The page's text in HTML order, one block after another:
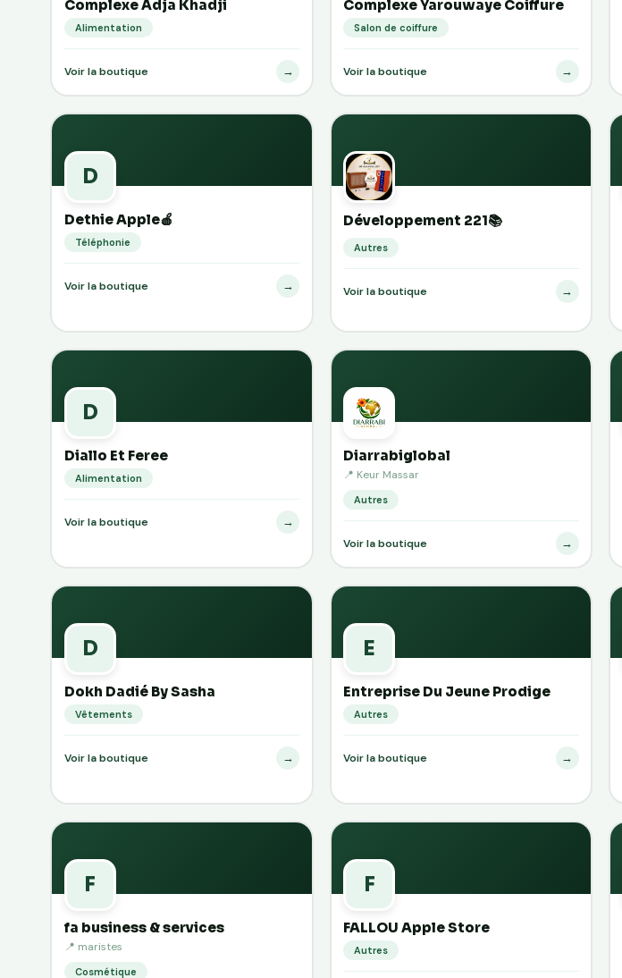
Complexe Adja Khadji
Alimentation
Voir la boutique →
Complexe Yarouwaye Coiffure
Salon de coiffure
Voir la boutique →
D
Dethie Apple🍎
Téléphonie
Voir la boutique →
Développement 221📚
Autres
Voir la boutique →
D
Diallo Et Feree
Alimentation
Voir la boutique →
Diarrabiglobal
📍 Keur Massar
Autres
Voir la boutique →
D
Dokh Dadié By Sasha
Vêtements
Voir la boutique →
E
Entreprise Du Jeune Prodige
Autres
Voir la boutique →
F
fa business & services
📍 maristes
Cosmétique
F
FALLOU Apple Store
Autres